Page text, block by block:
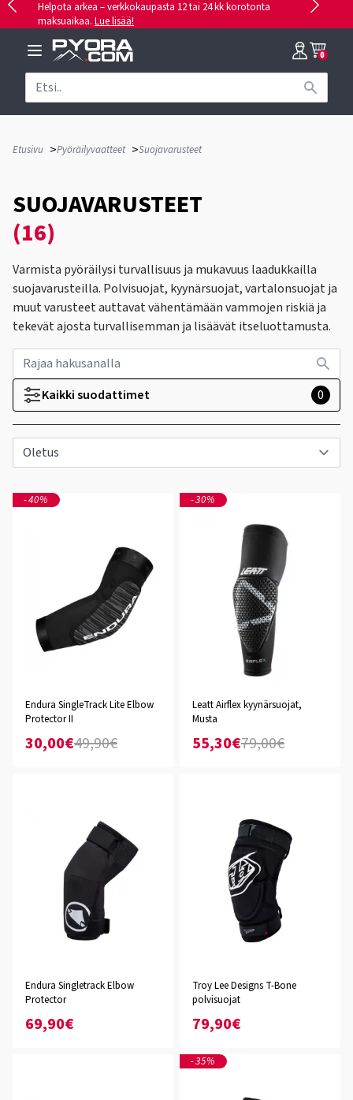
Helpota arkea – verkkokaupasta 12 tai 24 kk korotonta
maksuaikaa. Lue lisää!
0
Etusivu >Pyöräilyvaatteet >Suojavarusteet
SUOJAVARUSTEET
(16)
Varmista pyöräilysi turvallisuus ja mukavuus laadukkailla
suojavarusteilla. Polvisuojat, kyynärsuojat, vartalonsuojat ja
muut varusteet auttavat vähentämään vammojen riskiä ja
tekevät ajosta turvallisemman ja lisäävät itseluottamusta.
Kaikki suodattimet 0
-40%
Endura SingleTrack Lite Elbow
Protector II
30,00€49,90€
-30%
Leatt Airflex kyynärsuojat,
Musta
55,30€79,00€
Endura Singletrack Elbow
Protector
69,90€
Troy Lee Designs T-Bone
polvisuojat
79,90€
-35%